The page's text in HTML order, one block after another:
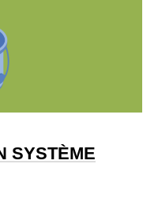
SYSTÈME